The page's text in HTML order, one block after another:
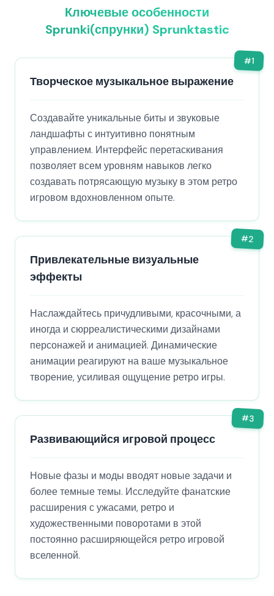
Ключевые особенности
Sprunki(спрунки) Sprunktastic
#1
Творческое музыкальное выражение
Создавайте уникальные биты и звуковые
ландшафты с интуитивно понятным
управлением. Интерфейс перетаскивания
позволяет всем уровням навыков легко
создавать потрясающую музыку в этом ретро
игровом вдохновленном опыте.
#2
Привлекательные визуальные
эффекты
Наслаждайтесь причудливыми, красочными, а
иногда и сюрреалистическими дизайнами
персонажей и анимацией. Динамические
анимации реагируют на ваше музыкальное
творение, усиливая ощущение ретро игры.
#3
Развивающийся игровой процесс
Новые фазы и моды вводят новые задачи и
более темные темы. Исследуйте фанатские
расширения с ужасами, ретро и
художественными поворотами в этой
постоянно расширяющейся ретро игровой
вселенной.